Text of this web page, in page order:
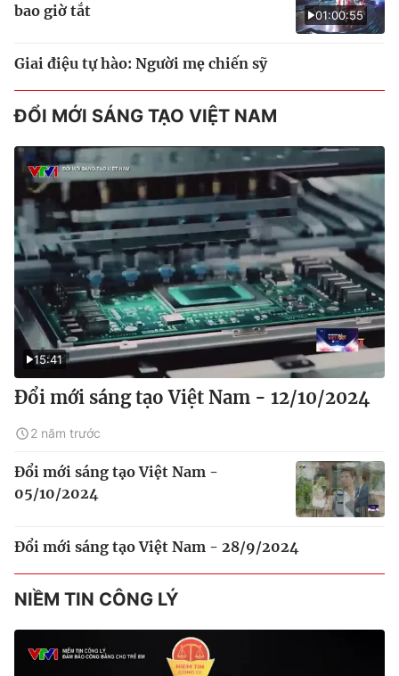
01:00:55
bao giờ tắt
Giai điệu tự hào: Người mẹ chiến sỹ
ĐỔI MỚI SÁNG TẠO VIỆT NAM
15:41
Đổi mới sáng tạo Việt Nam - 12/10/2024
2 năm trước
Đổi mới sáng tạo Việt Nam -
05/10/2024
Đổi mới sáng tạo Việt Nam - 28/9/2024
NIỀM TIN CÔNG LÝ